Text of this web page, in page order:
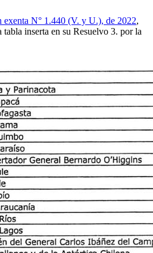
exenta N° 1.440 (V. y U.), de 2022,
tabla inserta en su Resuelvo 3. por la